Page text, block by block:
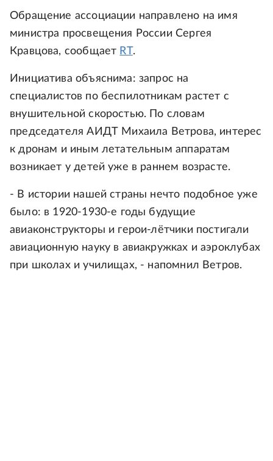
Обращение ассоциации направлено на имя
министра просвещения России Сергея
Кравцова, сообщает RT .
Инициатива объяснима: запрос на
специалистов по беспилотникам растет с
внушительной скоростью. По словам
председателя АИДТ Михаила Ветрова, интерес
к дронам и иным летательным аппаратам
возникает у детей уже в раннем возрасте.
- В истории нашей страны нечто подобное уже
было: в 1920-1930-е годы будущие
авиаконструкторы и герои-лётчики постигали
авиационную науку в авиакружках и аэроклубах
при школах и училищах, - напомнил Ветров.